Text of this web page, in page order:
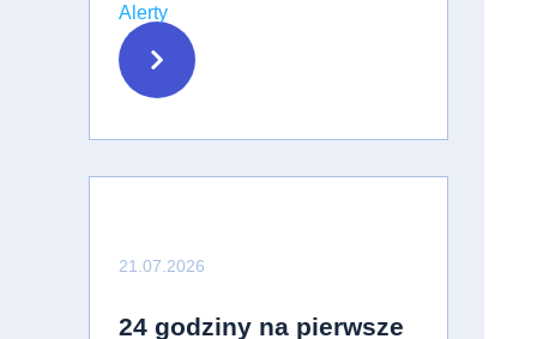
Alerty
21.07.2026
24 godziny na pierwsze